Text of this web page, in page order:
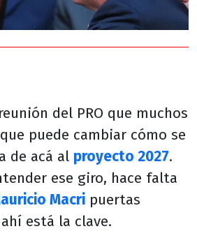
del PRO que muchos
puede cambiar cómo se
de acá al proyecto 2027.
ese giro, hace falta
Macri puertas
está la clave.